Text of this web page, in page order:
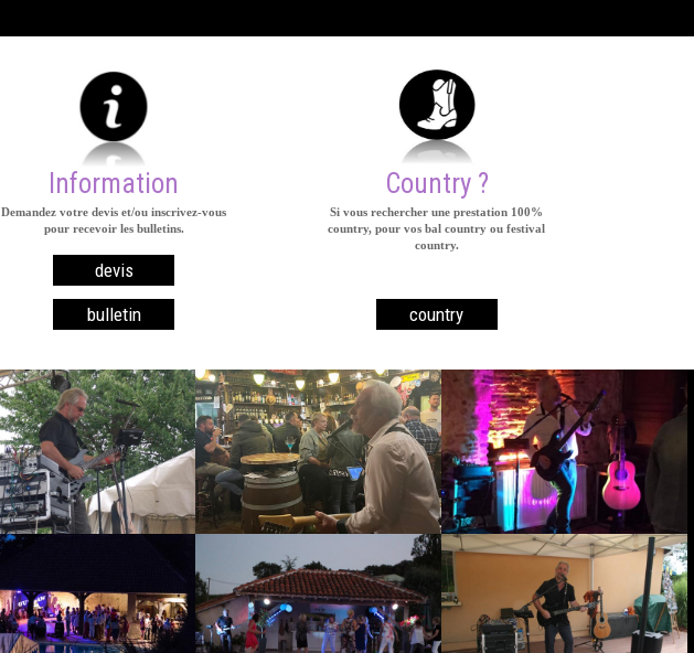
Information
Demandez votre devis et/ou inscrivez-vous
pour recevoir les bulletins.
devis
bulletin
Country ?
Si vous rechercher une prestation 100%
country, pour vos bal country ou festival
country.
country